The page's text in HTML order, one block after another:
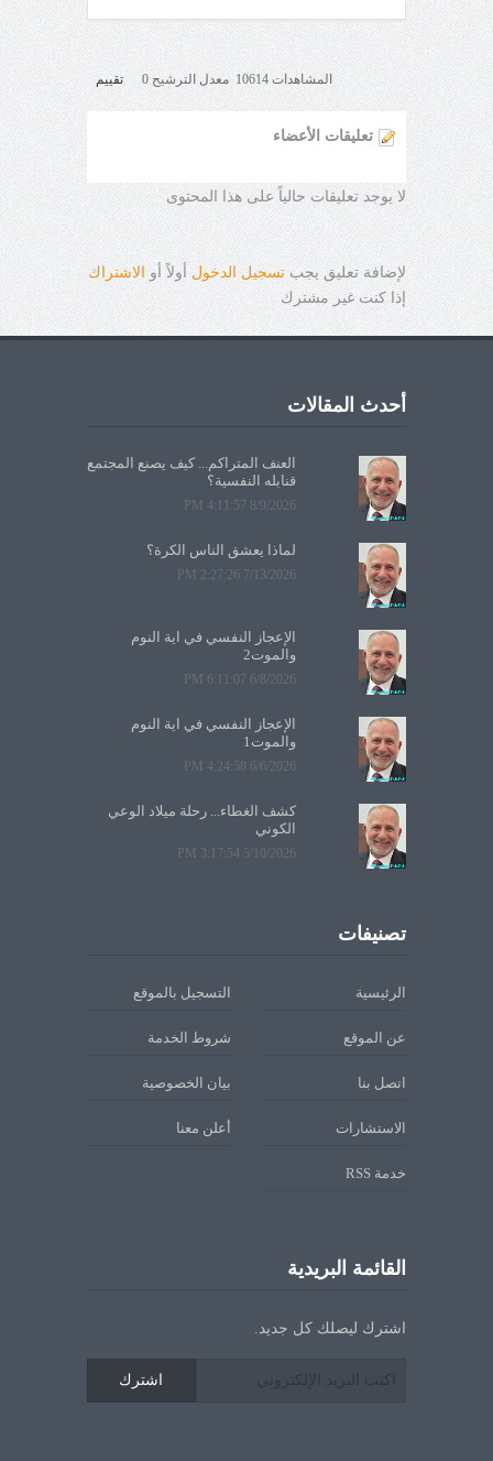
المشاهدات 10614 معدل الترشيح 0 تقييم
تعليقات الأعضاء
لا يوجد تعليقات حالياً على هذا المحتوى
لإضافة تعليق يجب تسجيل الدخول أولاً أو الاشتراك
إذا كنت غير مشترك
أحدث المقالات
العنف المتراكم... كيف يصنع المجتمع
قنابله النفسية؟
8/9/2026 4:11:57 PM
لماذا يعشق الناس الكرة؟
7/13/2026 2:27:26 PM
الإعجاز النفسي في آية النوم
والموت2
6/8/2026 6:11:07 PM
الإعجاز النفسي في آية النوم
والموت1
6/6/2026 4:24:58 PM
كشف الغطاء... رحلة ميلاد الوعي
الكوني
5/10/2026 3:17:54 PM
تصنيفات
الرئيسية التسجيل بالموقع
عن الموقع شروط الخدمة
اتصل بنا بيان الخصوصية
الاستشارات أعلن معنا
خدمة RSS
القائمة البريدية
اشترك ليصلك كل جديد.
اشترك